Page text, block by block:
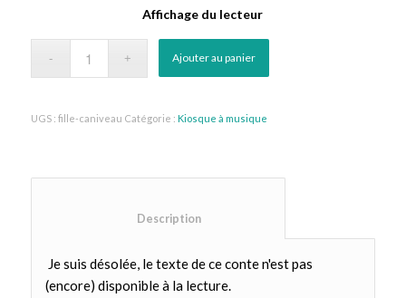
Affichage du lecteur
Ajouter au panier
UGS : fille-caniveau Catégorie : Kiosque à musique
						Description
Je suis désolée, le texte de ce conte n'est pas
(encore) disponible à la lecture.